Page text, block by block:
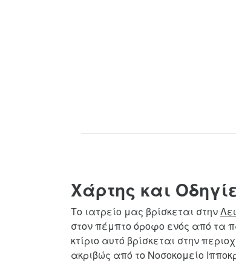
Χάρτης και
Το ιατρείο μας βρίσκεται στην
στον πέμπτο όροφο ενός από τα
κτίριο αυτό βρίσκεται στην
ακριβώς από το Νοσοκομείο